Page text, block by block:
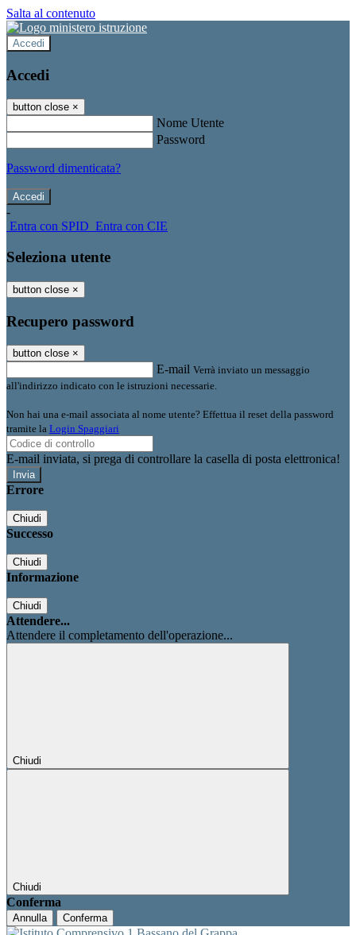
Salta al contenuto
Accedi
Accedi
button close ×
Nome Utente
Password
Password dimenticata?
-
Entra con SPID Entra con CIE
Seleziona utente
button close ×
Recupero password
button close ×
E-mail Verrà inviato un messaggio
all'indirizzo indicato con le istruzioni necessarie.
Non hai una e-mail associata al nome utente? Effettua il reset della password
tramite la Login Spaggiari
E-mail inviata, si prega di controllare la casella di posta elettronica!
Errore
Chiudi
Successo
Chiudi
Informazione
Chiudi
Attendere...
Attendere il completamento dell'operazione...
Chiudi
Chiudi
Conferma
Annulla Conferma